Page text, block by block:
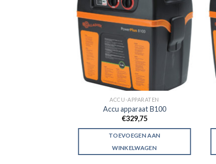
ACCU-APPARATEN
Accu apparaat B100
€329,75
TOEVOEGEN AAN
WINKELWAGEN